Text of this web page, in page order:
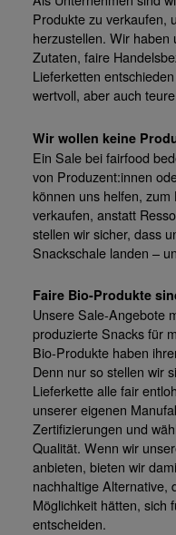
Produkte zu verkaufen,
herzustellen. Wir haben
Zutaten, faire
Lieferketten
wertvoll, aber auch
Wir wollen keine
Ein Sale bei fairfood
von Produzent:innen
können uns helfen,
verkaufen, anstatt
stellen wir sicher, dass
Snackschale landen –
Faire Bio-Produkte
Unsere Sale-Angebote
produzierte Snacks für
Bio-Produkte haben
Denn nur so stellen wir
Lieferkette alle fair
unserer eigenen
Zertifizierungen und
Qualität. Wenn wir
anbieten, bieten wir
nachhaltige Alternative,
Möglichkeit hätten, sich
entscheiden.